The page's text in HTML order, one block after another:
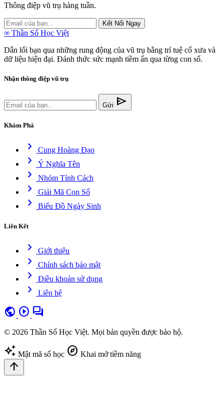
Thông điệp vũ trụ hàng tuần.
Kết Nối Ngay
∞ Thần Số Học Việt
Dẫn lối bạn qua những rung động của vũ trụ bằng trí tuệ cổ xưa và
dữ liệu hiện đại. Đánh thức sức mạnh tiềm ẩn qua từng con số.
Nhận thông điệp vũ trụ
Gửi send
Khám Phá
chevron_right Cung Hoàng Đạo
chevron_right Ý Nghĩa Tên
chevron_right Nhóm Tính Cách
chevron_right Giải Mã Con Số
chevron_right Biểu Đồ Ngày Sinh
Liên Kết
chevron_right Giới thiệu
chevron_right Chính sách bảo mật
chevron_right Điều khoản sử dụng
chevron_right Liên hệ
public play_circle forum
© 2026 Thần Số Học Việt. Mọi bản quyền được bảo hộ.
auto_awesome Mật mã số học explore Khai mở tiềm năng
arrow_upward